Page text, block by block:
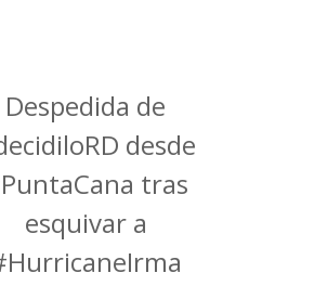
Despedida de
desde
tras
esquivar a